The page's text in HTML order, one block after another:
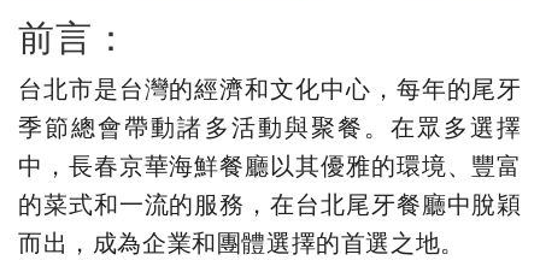
前言：
台北市是台灣的經濟和文化中心，每年的尾牙
季節總會帶動諸多活動與聚餐。在眾多選擇
中，長春京華海鮮餐廳以其優雅的環境、豐富
的菜式和一流的服務，在台北尾牙餐廳中脫穎
而出，成為企業和團體選擇的首選之地。